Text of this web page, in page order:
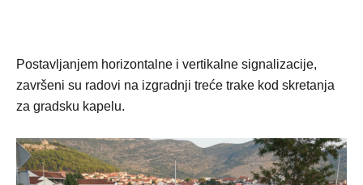
Postavljanjem horizontalne i vertikalne signalizacije,
završeni su radovi na izgradnji treće trake kod skretanja
za gradsku kapelu.